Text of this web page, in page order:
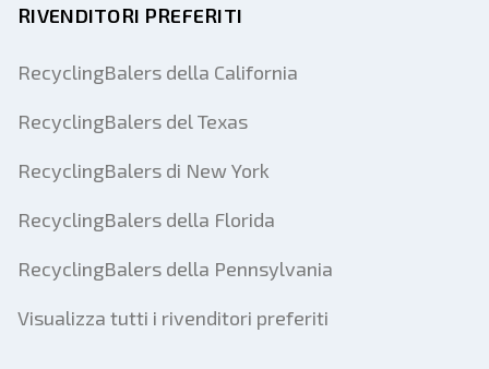
RIVENDITORI PREFERITI
RecyclingBalers della California
RecyclingBalers del Texas
RecyclingBalers di New York
RecyclingBalers della Florida
RecyclingBalers della Pennsylvania
Visualizza tutti i rivenditori preferiti